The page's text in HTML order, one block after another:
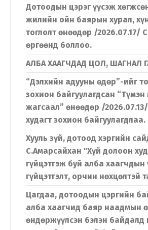
Дотоодын цэрэг үүсэж
жилийн ойн баярын хурал,
тоглолт өнөөдөр /2026.07.17/
өргөөнд боллоо.
АЛБА ХААГЧДАД ЦОЛ, ШАГНАЛ
“Дэлхийн адууны өдөр”-ийг
зохион байгуулагдсан
жагсаал” өнөөдөр /
худагт зохион байгуулагдлаа.
Хууль зүй, дотоод хэргийн
С.Амарсайхан "Хүй долоон
гүйцэтгэж буй алба хаагчдын
гүйцэтгэлт, орчин нөхцөлтэй
Цагдаа, дотоодын цэргийн
алба хаагчид баяр наадмын
өндөржүүлсэн бэлэн